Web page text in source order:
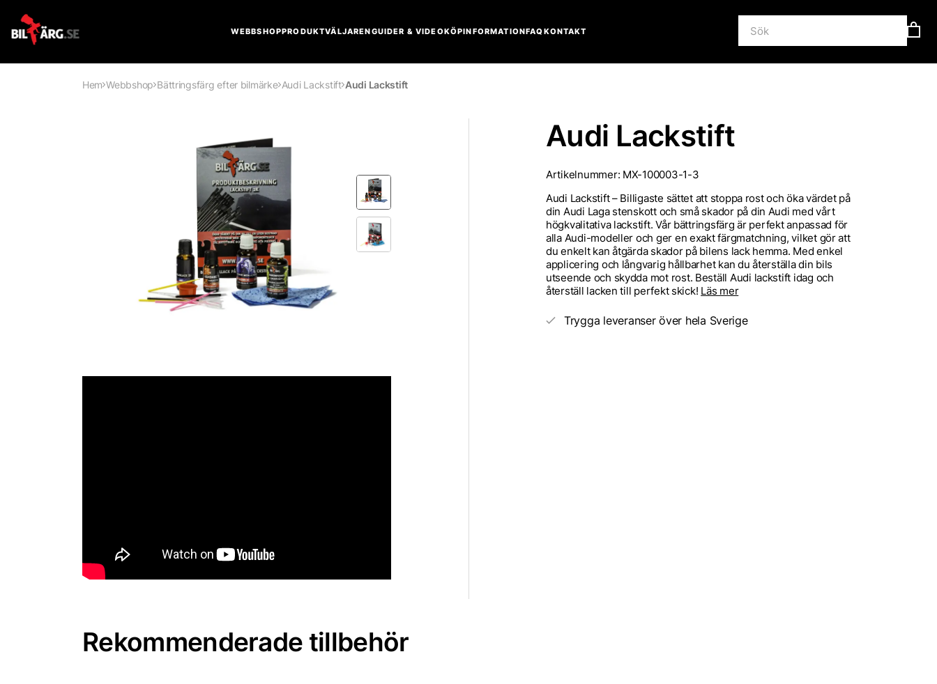
WEBBSHOPPRODUKTVÄLJARENGUIDER & VIDEOKÖPINFORMATIONFAQKONTAKT
Hem Webbshop Bättringsfärg efter bilmärke Audi Lackstift Audi Lackstift
Audi Lackstift
Artikelnummer: MX-100003-1-3
Audi Lackstift – Billigaste sättet att stoppa rost och öka värdet på
din Audi Laga stenskott och små skador på din Audi med vårt
högkvalitativa lackstift. Vår bättringsfärg är perfekt anpassad för
alla Audi-modeller och ger en exakt färgmatchning, vilket gör att
du enkelt kan åtgärda skador på bilens lack hemma. Med enkel
applicering och långvarig hållbarhet kan du återställa din bils
utseende och skydda mot rost. Beställ Audi lackstift idag och
återställ lacken till perfekt skick! Läs mer
Trygga leveranser över hela Sverige
Rekommenderade tillbehör